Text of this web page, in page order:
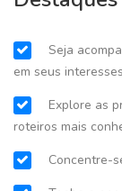
Seja
em seus
Explore as
roteiros mais
Concentre-